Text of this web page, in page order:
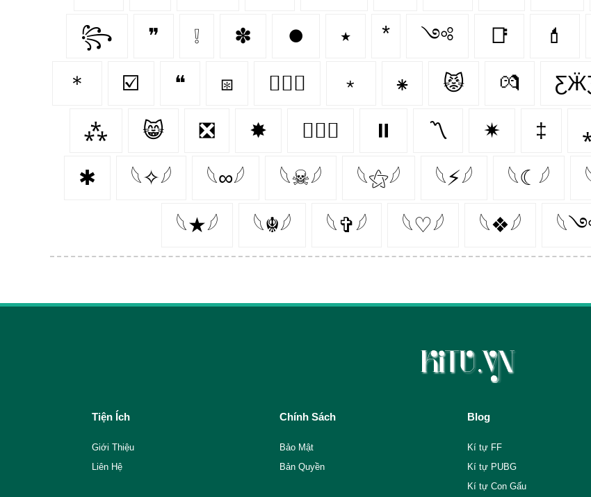
꧂ ❞ ❕ ✽ ⏺️ ٭ ༺ 📑 💄
＊ ☑️ ❝ ⧆ 👨‍❤️‍👨 ﹡ ⁕ 😾 💏
⁂ 😸 ❎ ✸ 👩‍❤️‍👩 ⏸️ 〽 ✷ ‡
✱ 𓆩✧𓆪 𓆩∞𓆪 𓆩☠𓆪 𓆩⚝𓆪 𓆩⚡𓆪 𓆩☾𓆪
𓆩★𓆪 𓆩☬𓆪 𓆩✞𓆪 𓆩♡𓆪 𓆩❖𓆪
Tiện Ích
Giới Thiệu
Liên Hệ
Chính Sách
Bảo Mật
Bản Quyền
Blog
Kí tự FF
Kí tự PUBG
Kí tự Con Gấu